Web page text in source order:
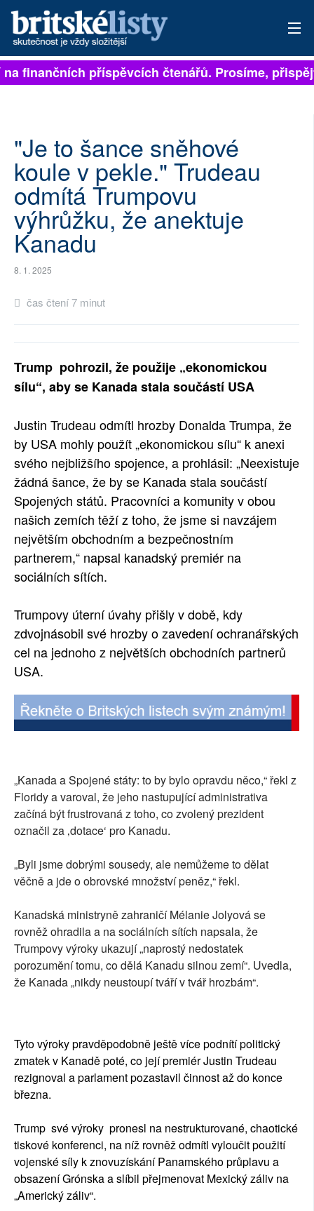
PŘIHLÁSIT
ARCHIV
ROZHOVORY
TÉMATA
NEJČTENĚJŠÍ ZA 7 DNÍ
AUTOŘI
PŘÍSPĚVKY NA PROVOZ
RUBRIKY
PLNÁ VERZE STRÁNEK
na finančních příspěvcích čtenářů. Prosíme,
"Je to šance sněhové
koule v pekle." Trudeau
odmítá Trumpovu
výhrůžku, že anektuje
Kanadu
8. 1. 2025
čas čtení 7 minut
Trump pohrozil, že použije „ekonomickou
sílu“, aby se Kanada stala součástí USA
Justin Trudeau odmítl hrozby Donalda Trumpa, že
by USA mohly použít „ekonomickou sílu“ k anexi
svého nejbližšího spojence, a prohlásil: „Neexistuje
žádná šance, že by se Kanada stala součástí
Spojených států. Pracovníci a komunity v obou
našich zemích těží z toho, že jsme si navzájem
největším obchodním a bezpečnostním
partnerem,“ napsal kanadský premiér na
sociálních sítích.
Trumpovy úterní úvahy přišly v době, kdy
zdvojnásobil své hrozby o zavedení ochranářských
cel na jednoho z největších obchodních partnerů
USA.
„Kanada a Spojené státy: to by bylo opravdu něco,“ řekl z
Floridy a varoval, že jeho nastupující administrativa
začíná být frustrovaná z toho, co zvolený prezident
označil za ‚dotace‘ pro Kanadu.
„Byli jsme dobrými sousedy, ale nemůžeme to dělat
věčně a jde o obrovské množství peněz,“ řekl.
Kanadská ministryně zahraničí Mélanie Jolyová se
rovněž ohradila a na sociálních sítích napsala, že
Trumpovy výroky ukazují „naprostý nedostatek
porozumění tomu, co dělá Kanadu silnou zemí“. Uvedla,
že Kanada „nikdy neustoupí tváří v tvář hrozbám“.
Tyto výroky pravděpodobně ještě více podnítí politický
zmatek v Kanadě poté, co její premiér Justin Trudeau
rezignoval a parlament pozastavil činnost až do konce
března.
Trump své výroky pronesl na nestrukturované, chaotické
tiskové konferenci, na níž rovněž odmítl vyloučit použití
vojenské síly k znovuzískání Panamského průplavu a
obsazení Grónska a slíbil přejmenovat Mexický záliv na
„Americký záliv“.